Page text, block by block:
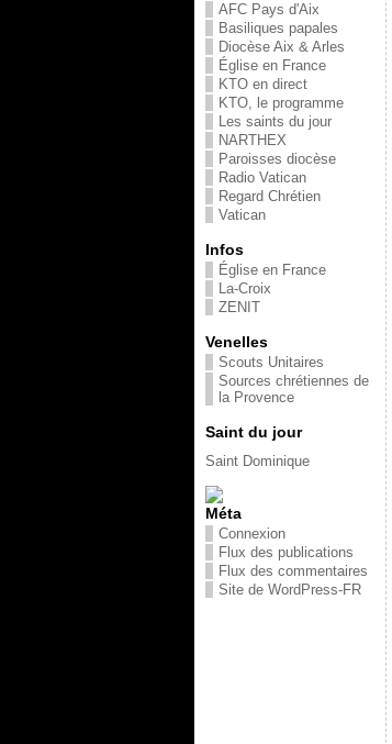
AFC Pays d'Aix
Basiliques papales
Diocèse Aix & Arles
Église en France
KTO en direct
KTO, le programme
Les saints du jour
NARTHEX
Paroisses diocèse
Radio Vatican
Regard Chrétien
Vatican
Infos
Église en France
La-Croix
ZENIT
Venelles
Scouts Unitaires
Sources chrétiennes de
la Provence
Saint du jour
Saint Dominique
Méta
Connexion
Flux des publications
Flux des commentaires
Site de WordPress-FR